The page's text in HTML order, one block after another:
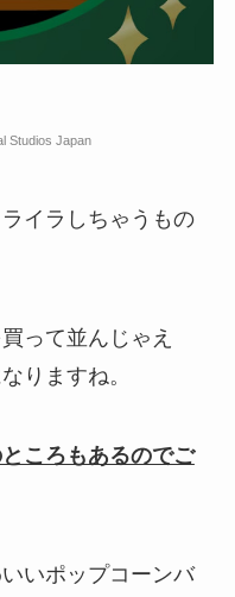
Studios Japan
イラしちゃうもの
って並んじゃえ
りますね。
ころもあるのでご
いポップコーンバ